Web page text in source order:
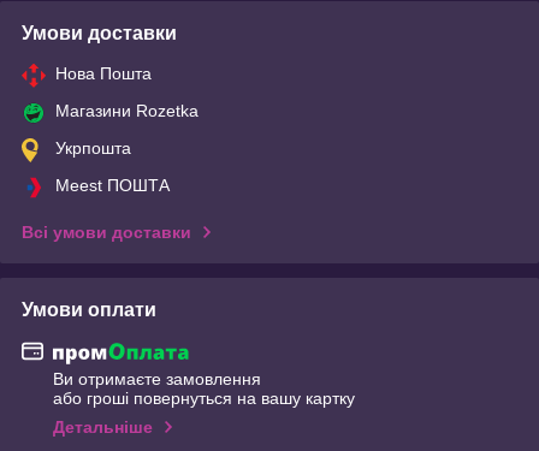
Умови доставки
Нова Пошта
Магазини Rozetka
Укрпошта
Meest ПОШТА
Всі умови доставки
Умови оплати
Ви отримаєте замовлення
або гроші повернуться на вашу картку
Детальніше